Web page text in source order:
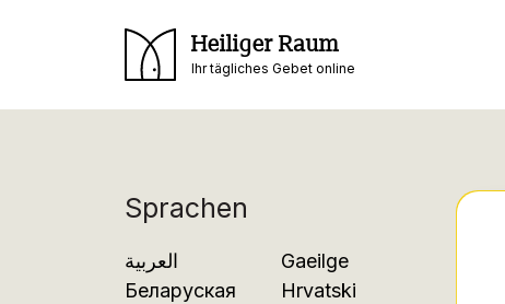
Heiliger Raum
Ihr tägliches Gebet online
Sprachen
العربية
Беларуская
Gaeilge
Hrvatski